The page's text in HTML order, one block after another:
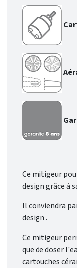
Ce mitigeur
design grâce à
Il conviendra
design .
Ce mitigeur
que de doser
cartouches